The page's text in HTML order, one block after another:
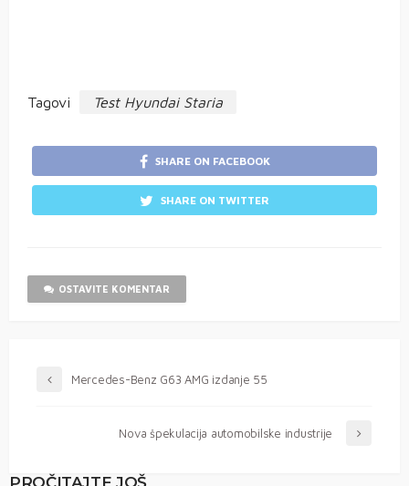
Tagovi Test Hyundai Staria
SHARE ON FACEBOOK
SHARE ON TWITTER
OSTAVITE KOMENTAR
Mercedes-Benz G63 AMG izdanje 55
Nova špekulacija automobilske industrije
PROČITAJTE JOŠ